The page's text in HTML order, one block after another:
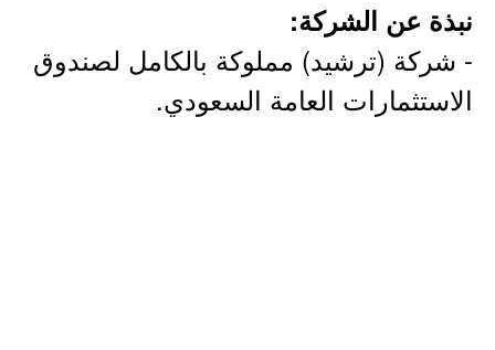
نبذة عن الشركة:
- شركة (ترشيد) مملوكة بالكامل لصندوق
الاستثمارات العامة السعودي.